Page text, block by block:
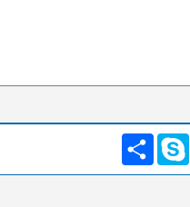
انشر Skype